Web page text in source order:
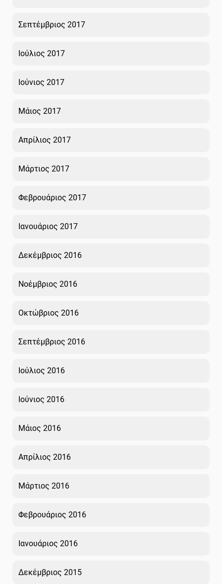
Σεπτέμβριος 2017
Ιούλιος 2017
Ιούνιος 2017
Μάιος 2017
Απρίλιος 2017
Μάρτιος 2017
Φεβρουάριος 2017
Ιανουάριος 2017
Δεκέμβριος 2016
Νοέμβριος 2016
Οκτώβριος 2016
Σεπτέμβριος 2016
Ιούλιος 2016
Ιούνιος 2016
Μάιος 2016
Απρίλιος 2016
Μάρτιος 2016
Φεβρουάριος 2016
Ιανουάριος 2016
Δεκέμβριος 2015